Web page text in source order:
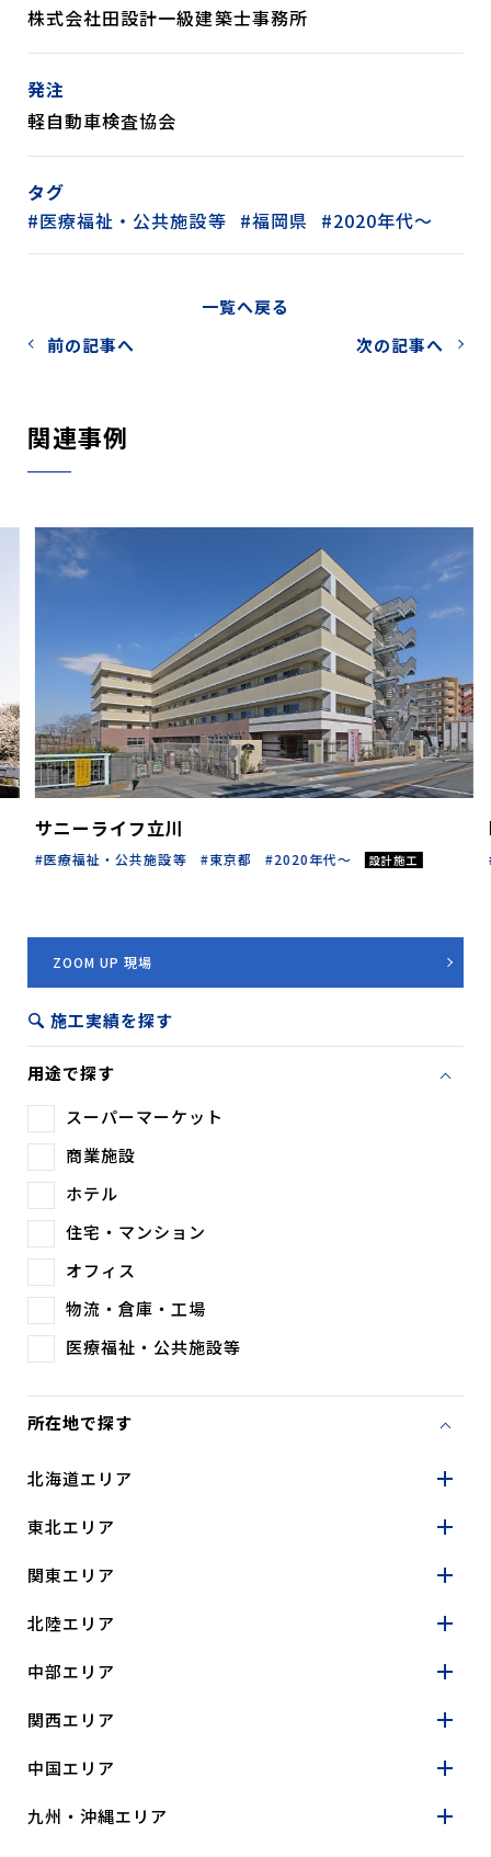
株式会社田設計一級建築士事務所
発注
軽自動車検査協会
タグ
医療福祉・公共施設等
福岡県 2020年代～
一覧へ戻る
前の記事へ
次の記事へ
関連事例
サニーライフ立川
医療福祉・公共施設等 東京都 2020年代～ 設計施工
ZOOM UP 現場
施工実績を探す
用途で探す
スーパーマーケット
商業施設
ホテル
住宅・マンション
オフィス
物流・倉庫・工場
医療福祉・公共施設等
所在地で探す
北海道エリア
東北エリア
関東エリア
北陸エリア
中部エリア
関西エリア
中国エリア
九州・沖縄エリア